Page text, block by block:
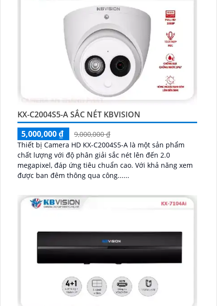
KX-C2004S5-A SẮC NÉT KBVISION
5,000,000 ₫
9,000,000 ₫
Thiết bị Camera HD KX-C2004S5-A là một sản phẩm
chất lượng với độ phân giải sắc nét lên đến 2.0
megapixel, đáp ứng tiêu chuẩn cao. Với khả năng xem
được ban đêm thông qua công......